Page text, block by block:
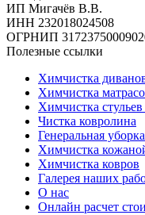
ИП Мигачёв В.В.
ИНН 232018024508
ОГРНИП
Полезные ссылки
Химчистка
Химчистка
Химчистка стульев
Чистка ковролина
Генеральная уборка
Химчистка
Химчистка ковров
Галерея наших
О нас
Онлайн расчет